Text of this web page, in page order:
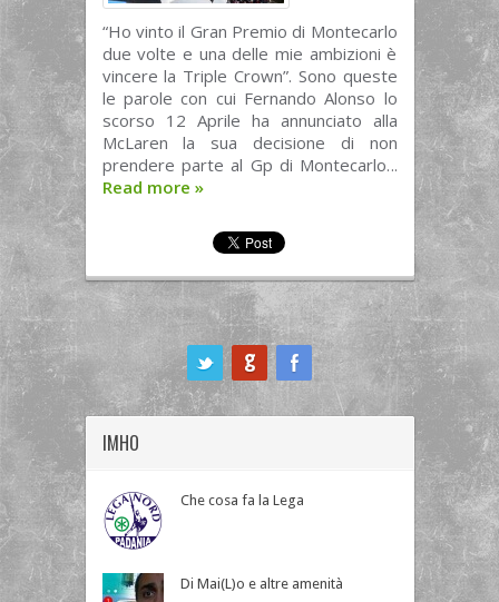
“Ho vinto il Gran Premio di Montecarlo
due volte e una delle mie ambizioni è
vincere la Triple Crown”. Sono queste
le parole con cui Fernando Alonso lo
scorso 12 Aprile ha annunciato alla
McLaren la sua decisione di non
prendere parte al Gp di Montecarlo...
Read more »
IMHO
Che cosa fa la Lega
Di Mai(L)o e altre amenità